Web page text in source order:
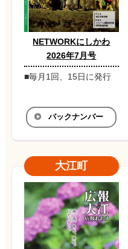
NETWORKにしかわ
2026年7月号
■毎月1回、15日に発行
バックナンバー
大江町